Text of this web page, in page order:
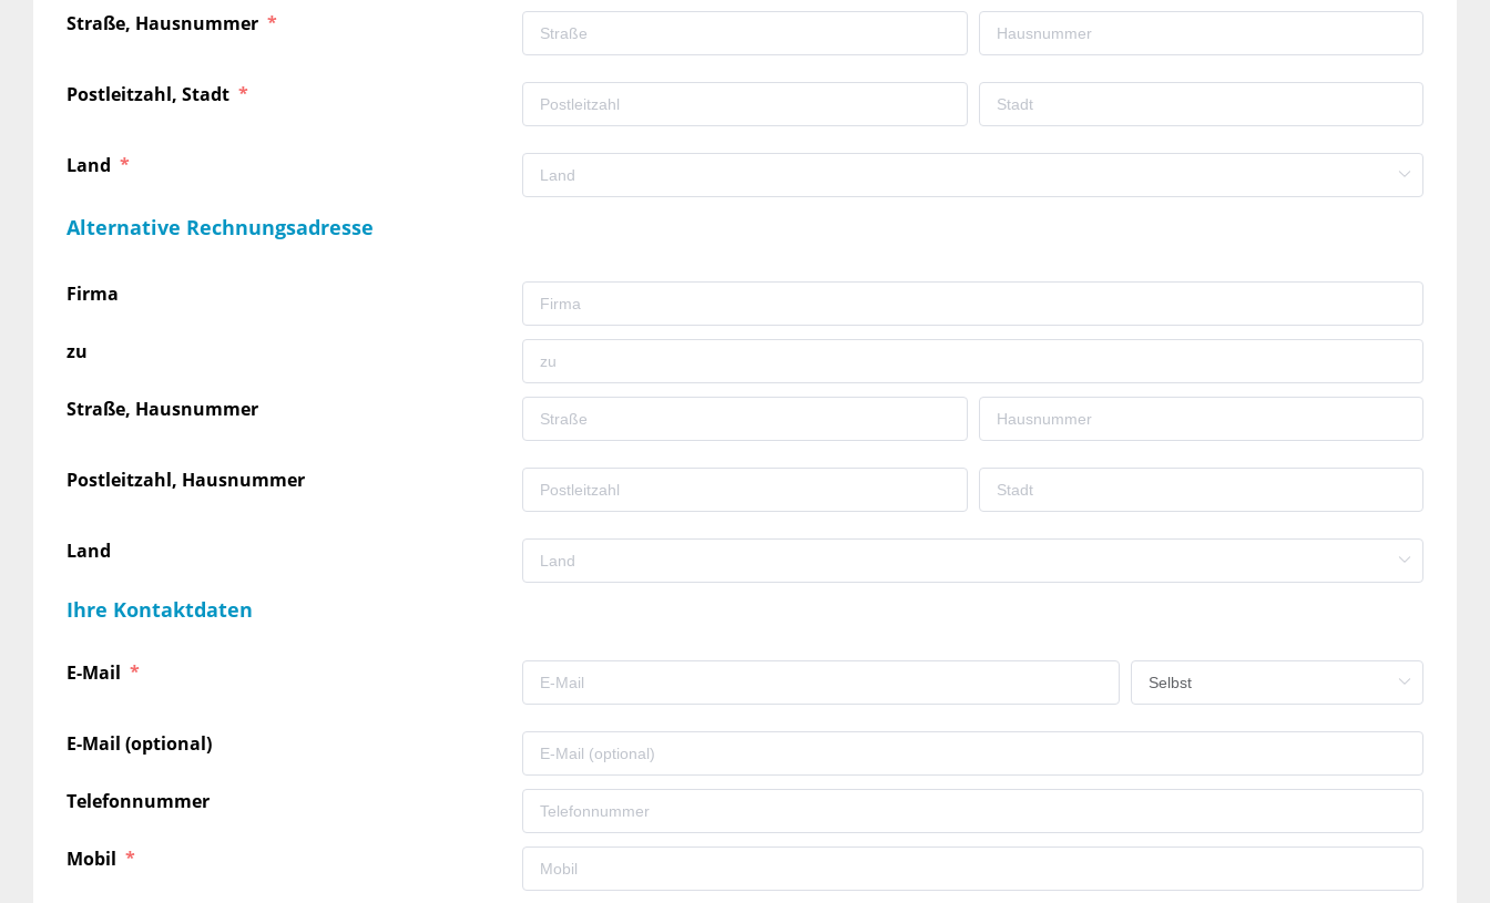
Straße, Hausnummer
Postleitzahl, Stadt
Land
Alternative Rechnungsadresse
Firma
zu
Straße, Hausnummer
Postleitzahl, Hausnummer
Land
Ihre Kontaktdaten
E-Mail
E-Mail (optional)
Telefonnummer
Mobil